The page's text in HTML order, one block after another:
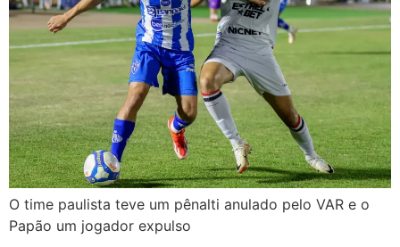
O time paulista teve um pênalti anulado pelo VAR e o
Papão um jogador expulso